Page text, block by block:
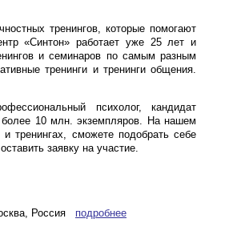
тренингов, которые помогают
«Синтон» работает уже 25 лет и
и семинаров по самым разным
тренинги и тренинги общения.
психолог, кандидат
10 млн. экземпляров. На нашем
тренингах, сможете подобрать себе
заявку на участие.
Россия подробнее